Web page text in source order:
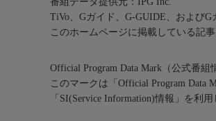
TiVo、Gガイド、G-GUIDE、および
このホームページに掲載している記
Official Program Data Mark（公式番組
このマークは「Official Program Data
「SI(Service Information)情報」を利